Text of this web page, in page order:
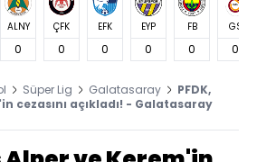
ALNY
0
ÇFK
0
EFK
0
EYP
0
FB
0
GS
0
Süper Lig Galatasaray
PFDK,
cezasını açıkladı! - Galatasaray